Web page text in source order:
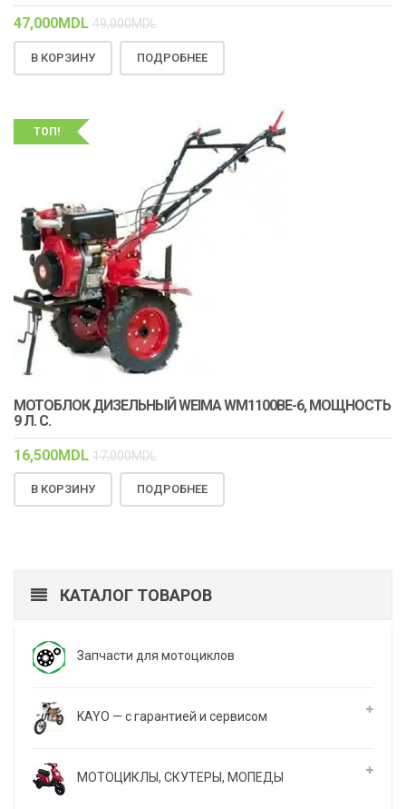
47,000MDL 49,000MDL
В КОРЗИНУ ПОДРОБНЕЕ
ТОП!
МОТОБЛОК ДИЗЕЛЬНЫЙ WEIMA WM1100BE-6, МОЩНОСТЬ
9 Л. С.
16,500MDL 17,000MDL
В КОРЗИНУ ПОДРОБНЕЕ
КАТАЛОГ ТОВАРОВ
Запчасти для мотоциклов
KAYO — с гарантией и сервисом
МОТОЦИКЛЫ, СКУТЕРЫ, МОПЕДЫ